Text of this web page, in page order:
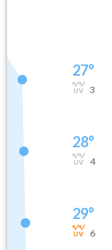
27°
3
28°
4
29°
6